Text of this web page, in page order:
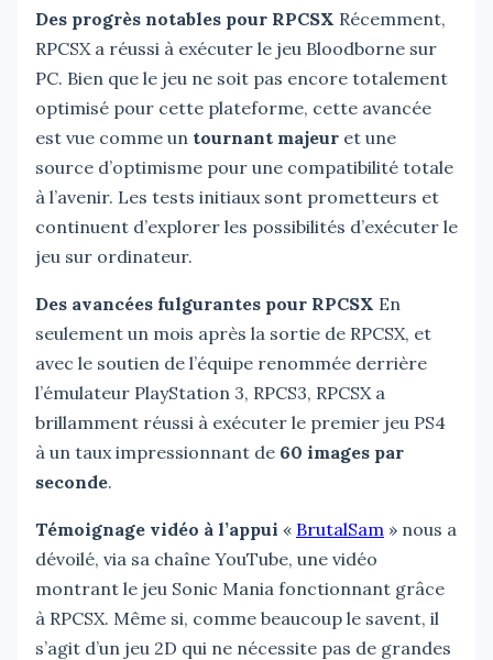
Des progrès notables pour RPCSX Récemment,
RPCSX a réussi à exécuter le jeu Bloodborne sur
PC. Bien que le jeu ne soit pas encore totalement
optimisé pour cette plateforme, cette avancée
est vue comme un tournant majeur et une
source d’optimisme pour une compatibilité totale
à l’avenir. Les tests initiaux sont prometteurs et
continuent d’explorer les possibilités d’exécuter le
jeu sur ordinateur.
Des avancées fulgurantes pour RPCSX En
seulement un mois après la sortie de RPCSX, et
avec le soutien de l’équipe renommée derrière
l’émulateur PlayStation 3, RPCS3, RPCSX a
brillamment réussi à exécuter le premier jeu PS4
à un taux impressionnant de 60 images par
seconde.
Témoignage vidéo à l’appui « BrutalSam » nous a
dévoilé, via sa chaîne YouTube, une vidéo
montrant le jeu Sonic Mania fonctionnant grâce
à RPCSX. Même si, comme beaucoup le savent, il
s’agit d’un jeu 2D qui ne nécessite pas de grandes